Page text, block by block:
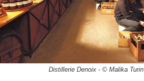
Distillerie Denoix - © Malika Turin